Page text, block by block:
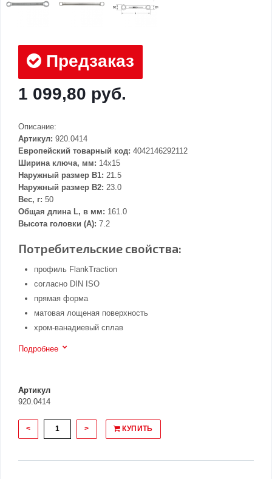
Предзаказ
1 099,80 руб.
Описание:
Артикул: 920.0414
Европейский товарный код: 4042146292112
Ширина ключа, мм: 14x15
Наружный размер В1: 21.5
Наружный размер В2: 23.0
Вес, г: 50
Общая длина L, в мм: 161.0
Высота головки (А): 7.2
Потребительские свойства:
профиль FlankTraction
согласно DIN ISO
прямая форма
матовая лощеная поверхность
хром-ванадиевый сплав
Подробнее
Артикул
920.0414
< > КУПИТЬ